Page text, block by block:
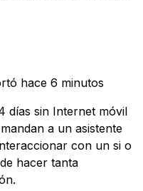
hace 6 minutos
días sin Internet móvil
a un asistente
con un si o
hacer tanta